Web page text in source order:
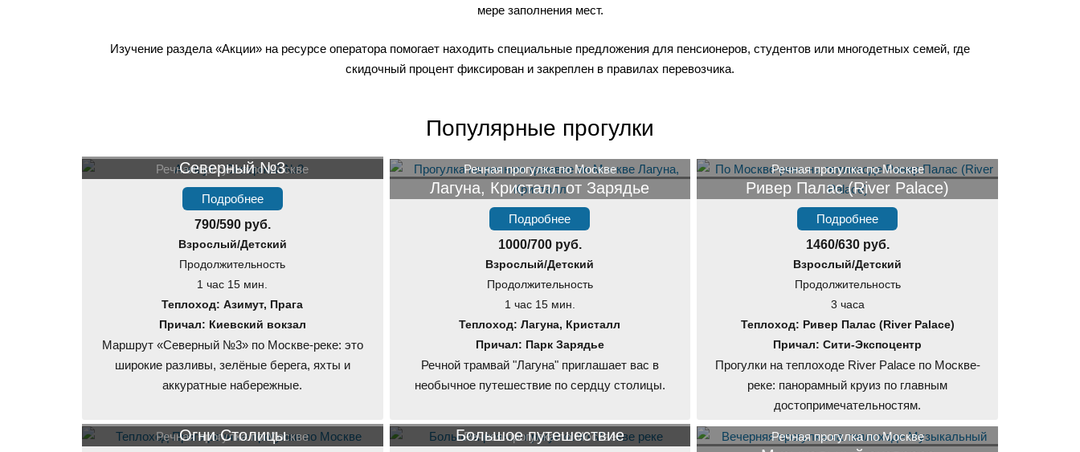
мере заполнения мест.
Изучение раздела «Акции» на ресурсе оператора помогает находить специальные предложения для пенсионеров, студентов или многодетных семей, где
скидочный процент фиксирован и закреплен в правилах перевозчика.
Популярные прогулки
Речная прогулка по Москве
Северный №3
Подробнее
790/590 руб.
Взрослый/Детский
Продолжительность
1 час 15 мин.
Теплоход: Азимут, Прага
Причал: Киевский вокзал
Маршрут «Северный №3» по Москве-реке: это
широкие разливы, зелёные берега, яхты и
аккуратные набережные.
Речная прогулка по Москве
Лагуна, Кристалл от Зарядье
Подробнее
1000/700 руб.
Взрослый/Детский
Продолжительность
1 час 15 мин.
Теплоход: Лагуна, Кристалл
Причал: Парк Зарядье
Речной трамвай "Лагуна" приглашает вас в
необычное путешествие по сердцу столицы.
Речная прогулка по Москве
Ривер Палас (River Palace)
Подробнее
1460/630 руб.
Взрослый/Детский
Продолжительность
3 часа
Теплоход: Ривер Палас (River Palace)
Причал: Сити-Экспоцентр
Прогулки на теплоходе River Palace по Москве-
реке: панорамный круиз по главным
достопримечательностям.
Речная прогулка по Москве
Огни Столицы Речная прогулка по Москве
Большое путешествие Речная прогулка по Москве